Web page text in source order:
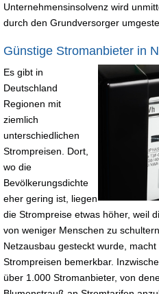
Unternehmensinsolvenz wird
durch den Grundversorger
Günstige Stromanbieter in
Es gibt in
Deutschland
Regionen mit
ziemlich
unterschiedlichen
Strompreisen. Dort,
wo die
Bevölkerungsdichte
eher gering ist, liegen
die Strompreise etwas höher, weil
von weniger Menschen zu
Netzausbau gesteckt wurde,
Strompreisen bemerkbar.
über 1.000 Stromanbieter, von